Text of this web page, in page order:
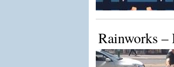
Rainworks –